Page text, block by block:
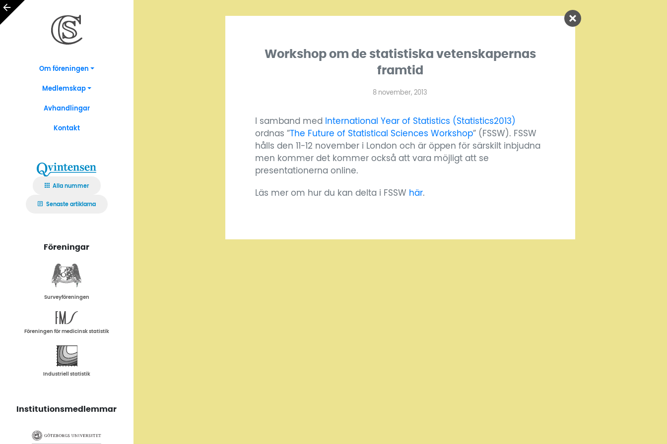
Om föreningen
Medlemskap
Avhandlingar
Kontakt
Alla nummer
Senaste artiklarna
Föreningar
Surveyföreningen
Föreningen för medicinsk statistik
Industriell statistik
Institutionsmedlemmar
Workshop om de statistiska vetenskapernas
framtid
8 november, 2013
I samband med
International Year of Statistics (Statistics2013)
ordnas ” The Future of Statistical Sciences Workshop” (FSSW). FSSW
hålls den 11-12 november i London och är öppen för särskilt inbjudna
men kommer det kommer också att vara möjligt att se
presentationerna online.
Läs mer om hur du kan delta i FSSW här.